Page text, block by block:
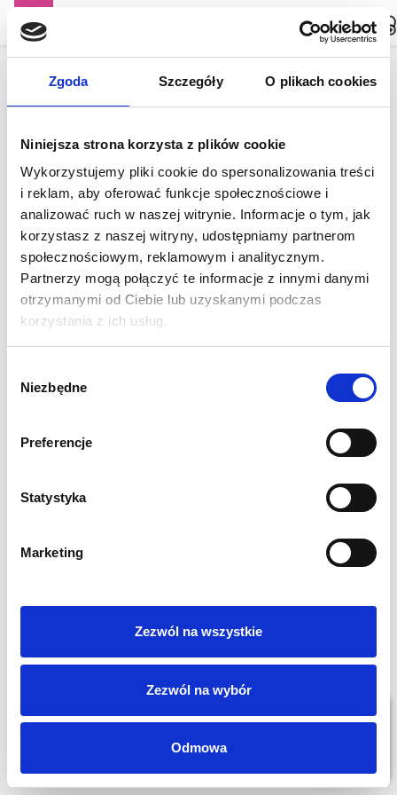
Zgoda Szczegóły O plikach cookies
Niniejsza strona korzysta z plików cookie
Wykorzystujemy pliki cookie do spersonalizowania treści
i reklam, aby oferować funkcje społecznościowe i
analizować ruch w naszej witrynie. Informacje o tym, jak
korzystasz z naszej witryny, udostępniamy partnerom
społecznościowym, reklamowym i analitycznym.
Partnerzy mogą połączyć te informacje z innymi danymi
otrzymanymi od Ciebie lub uzyskanymi podczas
korzystania z ich usług.
zgody
Niezbędne
Preferencje
Statystyka
Marketing
Zezwól na wszystkie
Zezwól na wybór
Odmowa
